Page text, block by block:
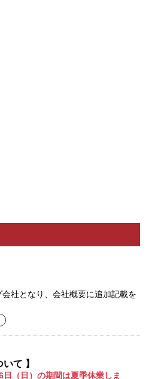
社となり、会社概要に追加記載を
て 】
（日）の期間は夏季休業しま